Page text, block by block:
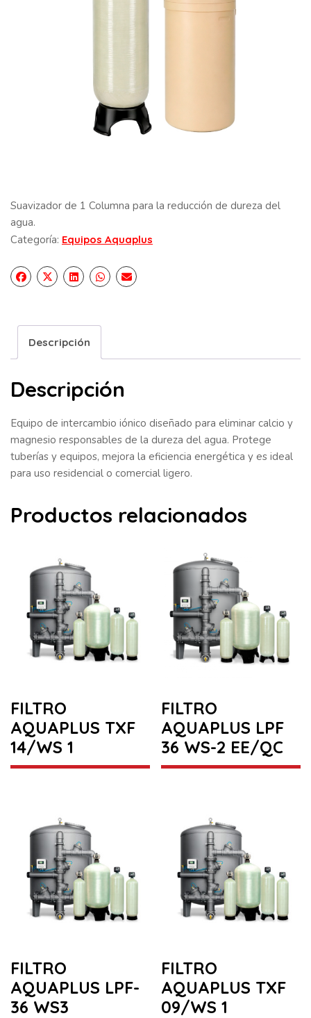
Suavizador de 1 Columna para la reducción de dureza del
agua.
Categoría: Equipos Aquaplus
Descripción
Descripción
Equipo de intercambio iónico diseñado para eliminar calcio y
magnesio responsables de la dureza del agua. Protege
tuberías y equipos, mejora la eficiencia energética y es ideal
para uso residencial o comercial ligero.
Productos relacionados
FILTRO
AQUAPLUS TXF
14/WS 1
FILTRO
AQUAPLUS LPF
36 WS-2 EE/QC
FILTRO
AQUAPLUS LPF-
36 WS3
FILTRO
AQUAPLUS TXF
09/WS 1